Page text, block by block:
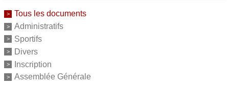
Tous les documents
Administratifs
Sportifs
Divers
Inscription
Assemblée Générale